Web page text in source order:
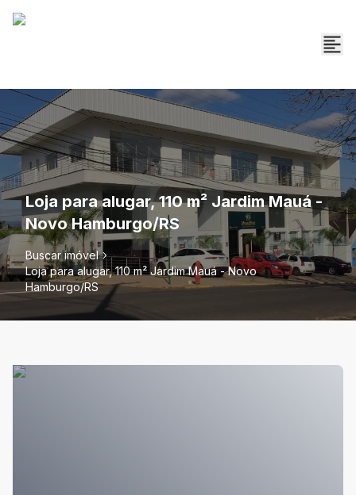
Loja para alugar, 110 m² Jardim Mauá -
Novo Hamburgo/RS
Buscar imóvel
Loja para alugar, 110 m² Jardim Mauá - Novo
Hamburgo/RS